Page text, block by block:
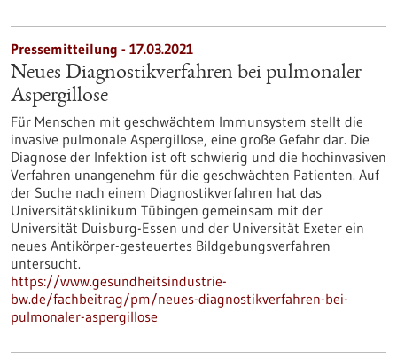
Pressemitteilung - 17.03.2021
Neues Diagnostikverfahren bei pulmonaler
Aspergillose
Für Menschen mit geschwächtem Immunsystem stellt die
invasive pulmonale Aspergillose, eine große Gefahr dar. Die
Diagnose der Infektion ist oft schwierig und die hochinvasiven
Verfahren unangenehm für die geschwächten Patienten. Auf
der Suche nach einem Diagnostikverfahren hat das
Universitätsklinikum Tübingen gemeinsam mit der
Universität Duisburg-Essen und der Universität Exeter ein
neues Antikörper-gesteuertes Bildgebungsverfahren
untersucht.
https://www.gesundheitsindustrie-
bw.de/fachbeitrag/pm/neues-diagnostikverfahren-bei-
pulmonaler-aspergillose